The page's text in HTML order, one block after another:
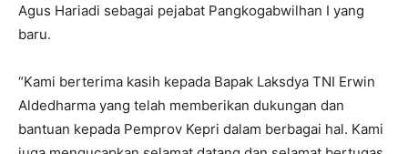
Agus Hariadi sebagai pejabat Pangkogabwilhan I yang
baru.
“Kami berterima kasih kepada Bapak Laksdya TNI Erwin
Aldedharma yang telah memberikan dukungan dan
bantuan kepada Pemprov Kepri dalam berbagai hal. Kami